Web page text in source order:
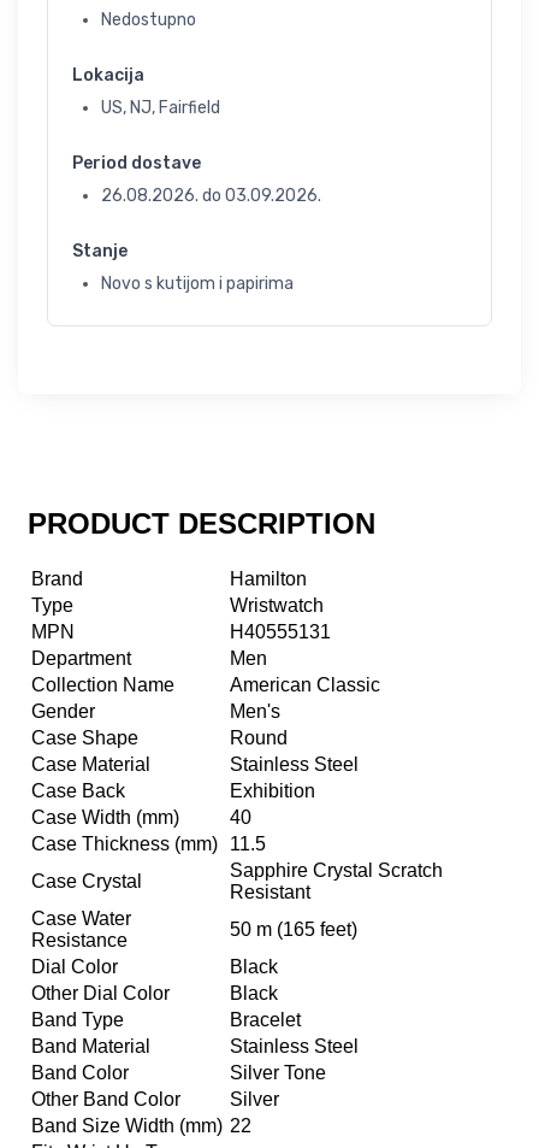
Nedostupno
Lokacija
US, NJ, Fairfield
Period dostave
26.08.2026. do 03.09.2026.
Stanje
Novo s kutijom i papirima